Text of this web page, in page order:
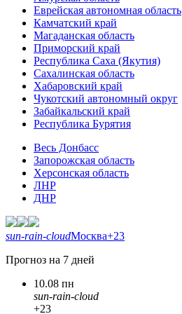
Еврейская автономная область
Камчатский край
Магаданская область
Приморский край
Республика Саха (Якутия)
Сахалинская область
Хабаровский край
Чукотский автономный округ
Забайкальский край
Республика Бурятия
Весь Донбасс
Запорожская область
Херсонская область
ЛНР
ДНР
sun-rain-cloudМосква+23
Прогноз на 7 дней
10.08 пн
sun-rain-cloud
+23